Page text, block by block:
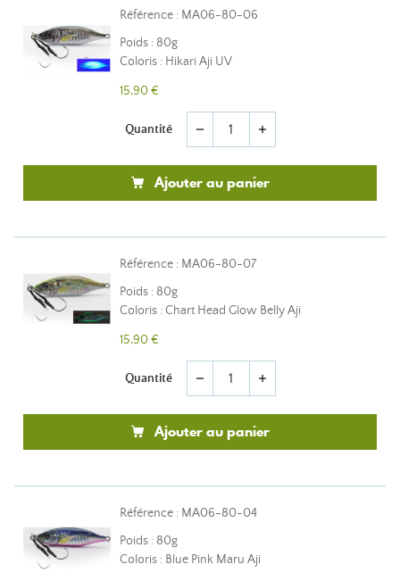
Référence : MA06-80-06
Poids : 80g
Coloris : Hikari Aji UV
15,90 €
Quantité remove add
Ajouter au panier
Référence : MA06-80-07
Poids : 80g
Coloris : Chart Head Glow Belly Aji
15,90 €
Quantité remove add
Ajouter au panier
Référence : MA06-80-04
Poids : 80g
Coloris : Blue Pink Maru Aji